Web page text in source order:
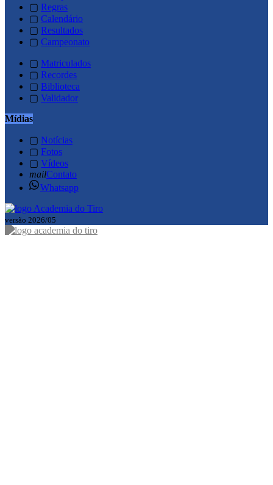
▢ Regras
▢ Calendário
▢ Resultados
▢ Campeonato
▢ Matriculados
▢ Recordes
▢ Biblioteca
▢ Validador
Mídias
▢ Notícias
▢ Fotos
▢ Vídeos
mailContato
Whatsapp
versão 2026/05